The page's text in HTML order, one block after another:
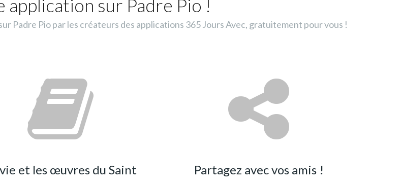
application sur Padre Pio !
Padre Pio par les créateurs des applications 365 Jours Avec, gratuitement pour vous !
et les œuvres du Saint Partagez avec vos amis !